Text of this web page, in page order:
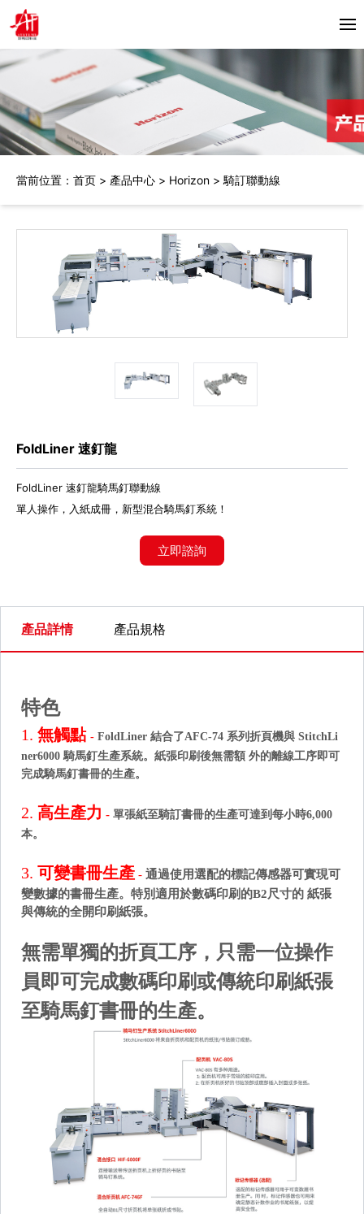
首頁
產品中心
Horizon
Foliant
Zechini
合作夥伴
解決方案
新聞資訊
代理商信息
當前位置： 首页 > 產品中心 > Horizon > 騎訂聯動線
FoldLiner 速釘龍
FoldLiner 速釘龍騎馬釘聯動線
單人操作，入紙成冊，新型混合騎馬釘系統！
立即諮詢
產品詳情 產品規格
特色
1. 無觸點 - FoldLiner 結合了AFC-74 系列折頁機與 StitchLi
ner6000 騎馬釘生產系統。紙張印刷後無需額 外的離線工序即可
完成騎馬釘書冊的生產。
2. 高生產力 - 單張紙至騎訂書冊的生產可達到每小時6,000
本。
3. 可變書冊生產 - 通過使用選配的標記傳感器可實現可
變數據的書冊生產。特別適用於數碼印刷的B2尺寸的 紙張
與傳統的全開印刷紙張。
無需單獨的折頁工序，只需一位操作
員即可完成數碼印刷或傳統印刷紙張
至騎馬釘書冊的生產。